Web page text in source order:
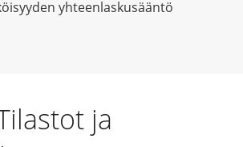
yhteenlaskusääntö
ja